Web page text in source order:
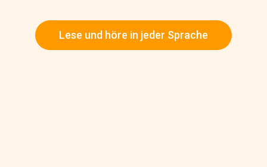
Lese und höre in jeder Sprache